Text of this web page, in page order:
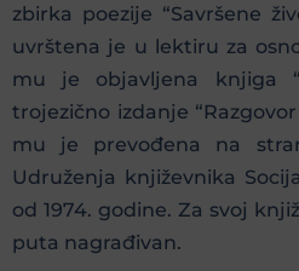
zbirka poezije “Savršene
uvrštena je u lektiru za
mu je objavljena knjiga
trojezično izdanje
mu je prevođena na
Udruženja književnika
od 1974. godine. Za svoj
puta nagrađivan.